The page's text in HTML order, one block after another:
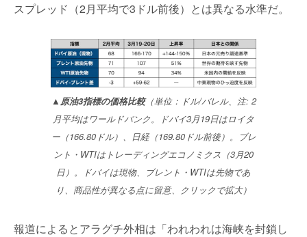
スプレッド（2月平均で3ドル前後）とは異なる水準だ。
▲原油3指標の価格比較（単位：ドル/バレル、注: 2
月平均はワールドバンク。ドバイ3月19日はロイタ
ー（166.80ドル）、日経（169.80ドル前後）。ブレ
ント・WTIはトレーディングエコノミクス（3月20
日）。ドバイは現物、ブレント・WTIは先物であ
り、商品性が異なる点に留意、クリックで拡大）
報道によるとアラグチ外相は「われわれは海峡を封鎖し